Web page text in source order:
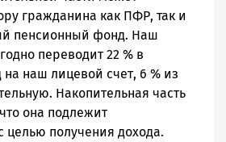
гражданина как ПФР, так и
пенсионный фонд. Наш
переводит 22 % в
наш лицевой счет, 6 % из
Накопительная часть
она подлежит
целью получения дохода.